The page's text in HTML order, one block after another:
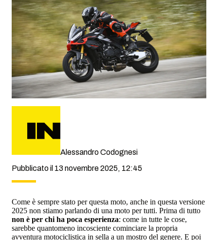
Alessandro Codognesi
Pubblicato il 13 novembre 2025, 12:45
Come è sempre stato per questa moto, anche in questa versione
2025 non stiamo parlando di una moto per tutti. Prima di tutto
non è per chi ha poca esperienza: come in tutte le cose,
sarebbe quantomeno incosciente cominciare la propria
avventura motociclistica in sella a un mostro del genere. E poi